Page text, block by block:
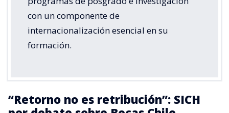
con un componente de
internacionalización esencial en su
formación.
“Retorno no es retribución”: SICH